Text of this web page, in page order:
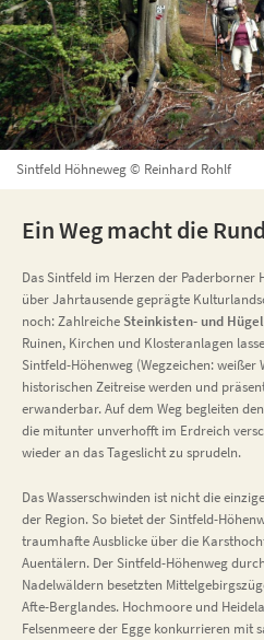
Sintfeld Höhneweg © Reinhard Rohlf
Ein Weg macht die
Das Sintfeld im Herzen der Paderborner
über Jahrtausende geprägte
noch: Zahlreiche Steinkisten- und
Ruinen, Kirchen und Klosteranlagen
Sintfeld-Höhenweg (Wegzeichen:
historischen Zeitreise werden und
erwanderbar. Auf dem Weg begleiten
die mitunter unverhofft im Erdreich
wieder an das Tageslicht zu sprudeln.
Das Wasserschwinden ist nicht die
der Region. So bietet der Sintfeld-
traumhafte Ausblicke über die
Auentälern. Der Sintfeld-Höhenweg
Nadelwäldern besetzten
Afte-Berglandes. Hochmoore und
Felsenmeere der Egge konkurrieren mit